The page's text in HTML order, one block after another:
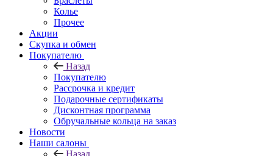
Колье
Прочее
Акции
Скупка и обмен
Покупателю
Назад
Покупателю
Рассрочка и кредит
Подарочные сертификаты
Дисконтная программа
Обручальные кольца на заказ
Новости
Наши салоны
Назад